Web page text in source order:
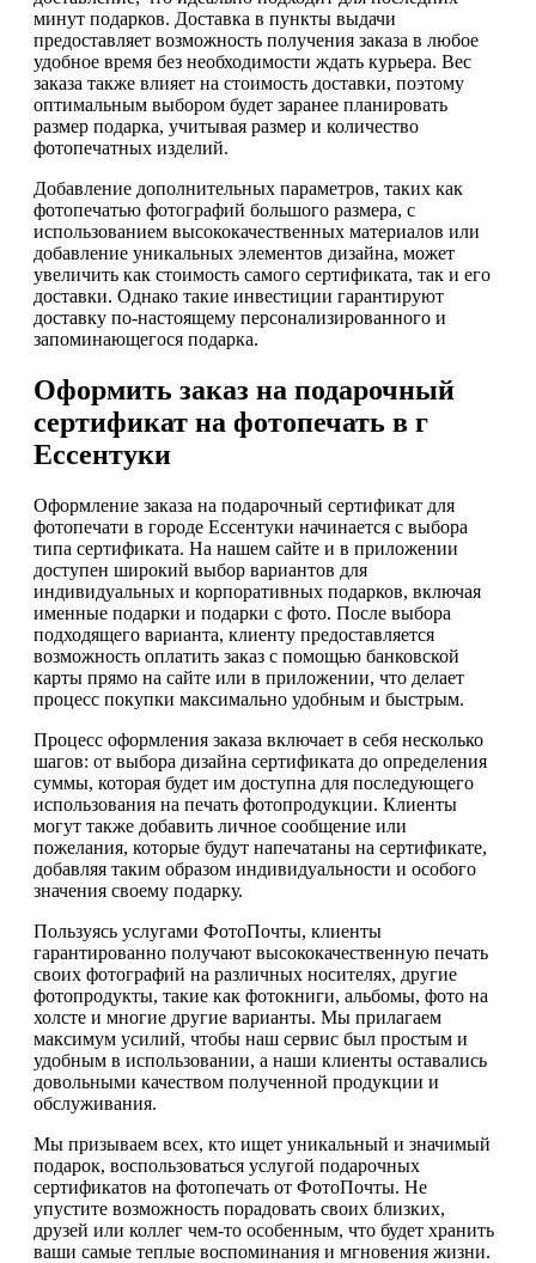
минут подарков. Доставка в пункты выдачи
предоставляет возможность получения заказа в любое
удобное время без необходимости ждать курьера. Вес
заказа также влияет на стоимость доставки, поэтому
оптимальным выбором будет заранее планировать
размер подарка, учитывая размер и количество
фотопечатных изделий.
Добавление дополнительных параметров, таких как
фотопечатью фотографий большого размера, с
использованием высококачественных материалов или
добавление уникальных элементов дизайна, может
увеличить как стоимость самого сертификата, так и его
доставки. Однако такие инвестиции гарантируют
доставку по-настоящему персонализированного и
запоминающегося подарка.
Оформить заказ на подарочный
сертификат на фотопечать в г
Ессентуки
Оформление заказа на подарочный сертификат для
фотопечати в городе Ессентуки начинается с выбора
типа сертификата. На нашем сайте и в приложении
доступен широкий выбор вариантов для
индивидуальных и корпоративных подарков, включая
именные подарки и подарки с фото. После выбора
подходящего варианта, клиенту предоставляется
возможность оплатить заказ с помощью банковской
карты прямо на сайте или в приложении, что делает
процесс покупки максимально удобным и быстрым.
Процесс оформления заказа включает в себя несколько
шагов: от выбора дизайна сертификата до определения
суммы, которая будет им доступна для последующего
использования на печать фотопродукции. Клиенты
могут также добавить личное сообщение или
пожелания, которые будут напечатаны на сертификате,
добавляя таким образом индивидуальности и особого
значения своему подарку.
Пользуясь услугами ФотоПочты, клиенты
гарантированно получают высококачественную печать
своих фотографий на различных носителях, другие
фотопродукты, такие как фотокниги, альбомы, фото на
холсте и многие другие варианты. Мы прилагаем
максимум усилий, чтобы наш сервис был простым и
удобным в использовании, а наши клиенты оставались
довольными качеством полученной продукции и
обслуживания.
Мы призываем всех, кто ищет уникальный и значимый
подарок, воспользоваться услугой подарочных
сертификатов на фотопечать от ФотоПочты. Не
упустите возможность порадовать своих близких,
друзей или коллег чем-то особенным, что будет хранить
ваши самые теплые воспоминания и мгновения жизни.